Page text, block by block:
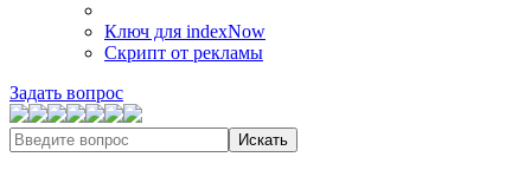
Ключ для indexNow
Скрипт от рекламы
Задать вопрос
Искать